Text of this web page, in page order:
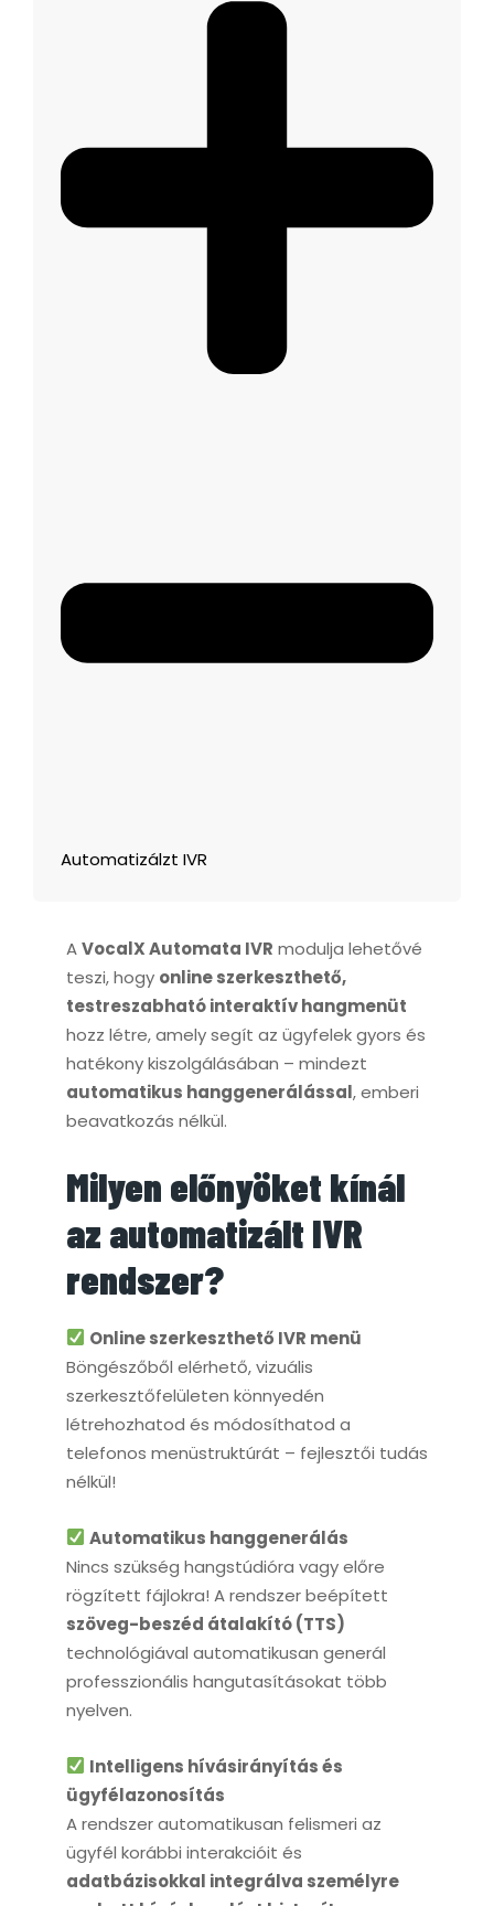
Automatizálzt IVR
AVocalX Automata IVR modulja lehetővé
teszi, hogy online szerkeszthető,
testreszabható interaktív hangmenüt
hozz létre, amely segít az ügyfelek gyors és
hatékony kiszolgálásában – mindezt
automatikus hanggenerálással, emberi
beavatkozás nélkül.
Milyen előnyöket kínál
az automatizált IVR
rendszer?
Online szerkeszthető IVR menü
Böngészőből elérhető, vizuális
szerkesztőfelületen könnyedén
létrehozhatod és módosíthatod a
telefonos menüstruktúrát – fejlesztői tudás
nélkül!
Automatikus hanggenerálás
Nincs szükség hangstúdióra vagy előre
rögzített fájlokra! A rendszer beépített
szöveg-beszéd átalakító (TTS)
technológiával automatikusan generál
professzionális hangutasításokat több
nyelven.
Intelligens hívásirányítás és
ügyfélazonosítás
A rendszer automatikusan felismeri az
ügyfél korábbi interakcióit és
adatbázisokkal integrálva személyre